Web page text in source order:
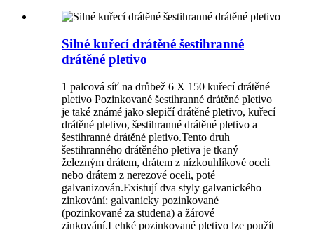
Silné kuřecí drátěné šestihranné
drátěné pletivo
1 palcová síť na drůbež 6 X 150 kuřecí drátěné
pletivo Pozinkované šestihranné drátěné pletivo
je také známé jako slepičí drátěné pletivo, kuřecí
drátěné pletivo, šestihranné drátěné pletivo a
šestihranné drátěné pletivo.Tento druh
šestihranného drátěného pletiva je tkaný
železným drátem, drátem z nízkouhlíkové oceli
nebo drátem z nerezové oceli, poté
galvanizován.Existují dva styly galvanického
zinkování: galvanicky pozinkované
(pozinkované za studena) a žárové
zinkování.Lehké pozinkované pletivo lze použít